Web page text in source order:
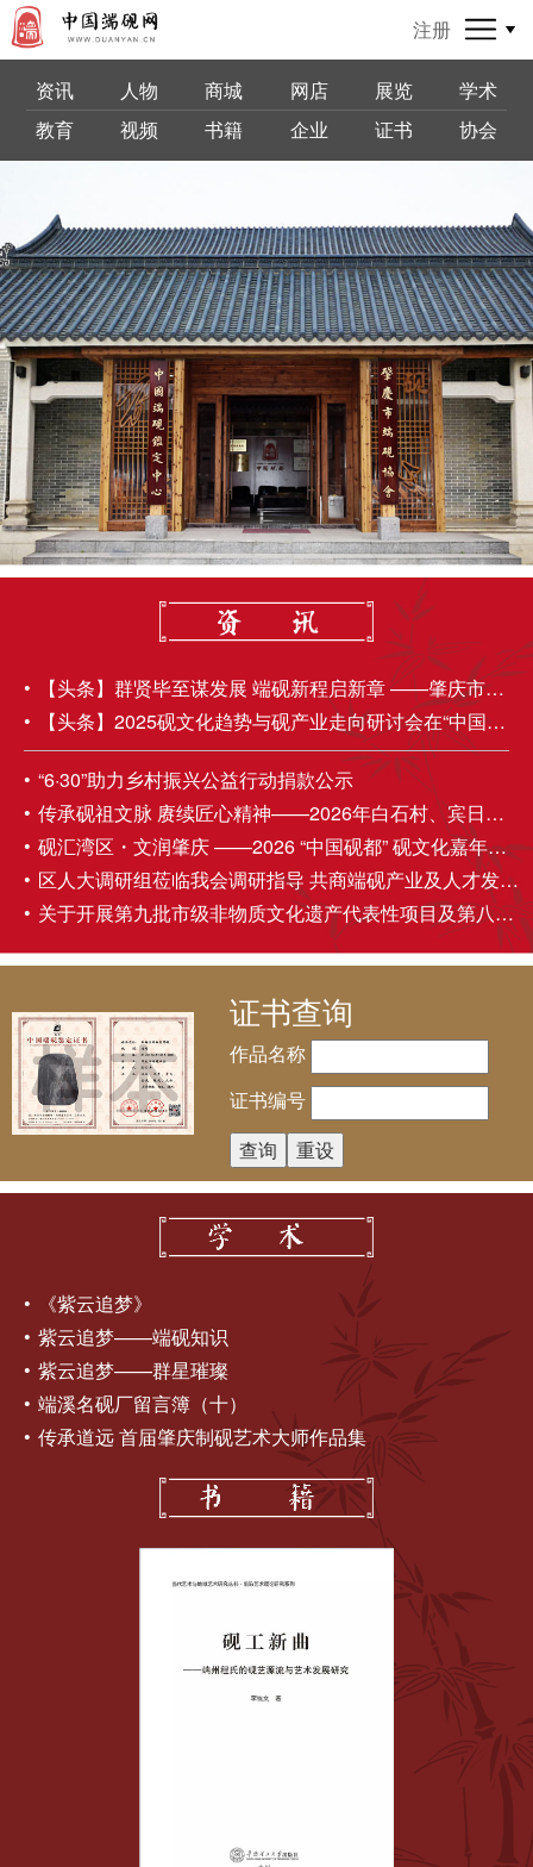
注册
资讯 人物 商城 网店 展览
学术
教育
视频 书籍 企业 证书 协会
【头条】群贤毕至谋发展 端砚新程启新章 ——肇庆市端砚协会第五届理事会第四次会员大会成功举办
【头条】2025砚文化趋势与砚产业走向研讨会在“中国砚都——肇庆”圆满召开
“6·30”助力乡村振兴公益行动捐款公示
传承砚祖文脉 赓续匠心精神——2026年白石村、宾日村伍丁诞民俗活动圆满举办
砚汇湾区・文润肇庆 ——2026 “中国砚都” 砚文化嘉年华盛大启幕
区人大调研组莅临我会调研指导 共商端砚产业及人才发展大计
关于开展第九批市级非物质文化遗产代表性项目及第八批市级非物质文化遗产代表性传承人推荐申报工作的通知
证书查询
作品名称
证书编号
《紫云追梦》
紫云追梦——端砚知识
紫云追梦——群星璀璨
端溪名砚厂留言簿（十）
传承道远 首届肇庆制砚艺术大师作品集